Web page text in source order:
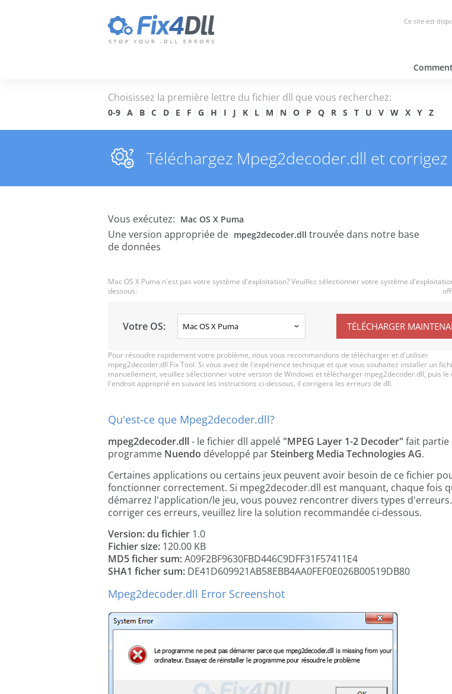
Ce site est
Choisissez la première lettre du fichier dll que vous recherchez:
0-9 A B C D E F G H I J K L M N O P Q R S T U V W X Y Z
Téléchargez Mpeg2decoder.dll et
Vous exécutez: Mac OS X Puma
Une version appropriée de mpeg2decoder.dll trouvée dans notre base
de données
Mac OS X Puma n'est pas votre système d'exploitation? Veuillez sélectionner votre système
dessous:
Votre OS: TÉLÉCHARGER
Pour résoudre rapidement votre problème, nous vous recommandons de télécharger et d'utiliser
mpeg2decoder.dll Fix Tool. Si vous avez de l'expérience technique et que vous souhaitez installer un
manuellement, veuillez sélectionner votre version de Windows et télécharger mpeg2decoder.dll, puis le
l'endroit approprié en suivant les instructions ci-dessous, il corrigera les erreurs de dll.
Qu'est-ce que Mpeg2decoder.dll?
mpeg2decoder.dll- le fichier dll appelé "MPEG Layer 1-2 Decoder" fait partie
programme Nuendo développé parSteinberg Media Technologies AG.
Certaines applications ou certains jeux peuvent avoir besoin de ce fichier
fonctionner correctement. Si mpeg2decoder.dll est manquant, chaque fois
démarrez l'application/le jeu, vous pouvez rencontrer divers types
corriger ces erreurs, veuillez lire la solution recommandée ci-dessous.
Version: du fichier 1.0
Fichier size: 120.00 KB
MD5 ficher sum:A09F2BF9630FBD446C9DFF31F57411E4
SHA1 ficher sum: DE41D609921AB58EBB4AA0FEF0E026B00519DB80
Mpeg2decoder.dll Error Screenshot